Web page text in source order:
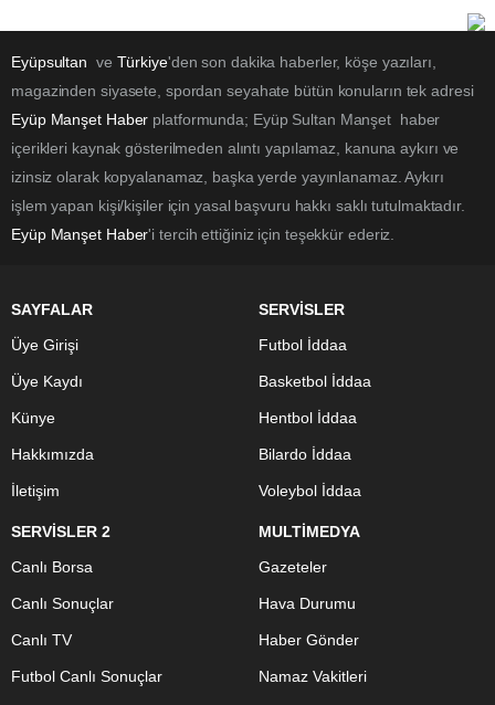
Eyüpsultan ve Türkiye'den son dakika haberler, köşe yazıları,
magazinden siyasete, spordan seyahate bütün konuların tek adresi
Eyüp Manşet Haber platformunda; Eyüp Sultan Manşet haber
içerikleri kaynak gösterilmeden alıntı yapılamaz, kanuna aykırı ve
izinsiz olarak kopyalanamaz, başka yerde yayınlanamaz. Aykırı
işlem yapan kişi/kişiler için yasal başvuru hakkı saklı tutulmaktadır.
Eyüp Manşet Haber'i tercih ettiğiniz için teşekkür ederiz.
SAYFALAR
Üye Girişi
Üye Kaydı
Künye
Hakkımızda
İletişim
SERVİSLER
Futbol İddaa
Basketbol İddaa
Hentbol İddaa
Bilardo İddaa
Voleybol İddaa
SERVİSLER 2
Canlı Borsa
Canlı Sonuçlar
Canlı TV
Futbol Canlı Sonuçlar
MULTİMEDYA
Gazeteler
Hava Durumu
Haber Gönder
Namaz Vakitleri